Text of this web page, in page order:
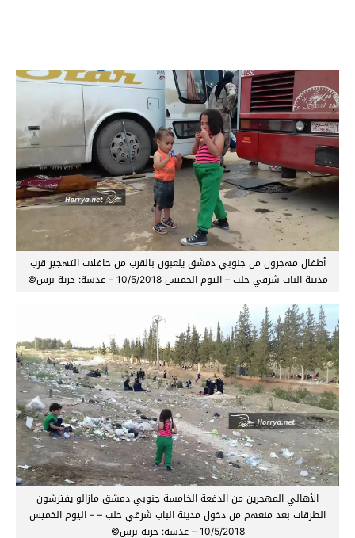
أطفال مهجرون من جنوبي دمشق يلعبون بالقرب من حافلات التهجير قرب
مدينة الباب شرقي حلب – اليوم الخميس 10/5/2018 – عدسة: حرية برس©
الأهالي المهجرين من الدفعة الخامسة جنوبي دمشق مازالو يفترشون
الطرقات بعد منعهم من دخول مدينة الباب شرقي حلب – – اليوم الخميس
10/5/2018 – عدسة: حرية برس©